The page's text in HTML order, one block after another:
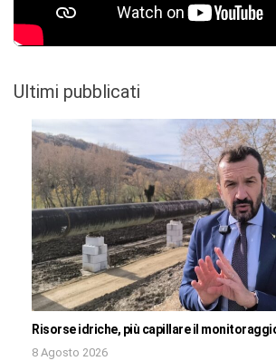
Ultimi pubblicati
Risorse idriche, più capillare il
8 Agosto 2026